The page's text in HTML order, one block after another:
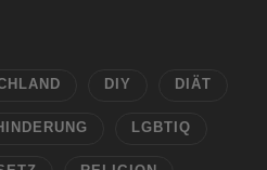
DIY DIÄT
LGBTIQ